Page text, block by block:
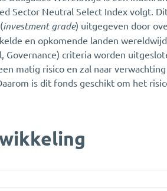
Sector Neutral Select Index volgt.
investment grade) uitgegeven door
en opkomende landen
Governance) criteria worden
matig risico en zal naar
is dit fonds geschikt om het